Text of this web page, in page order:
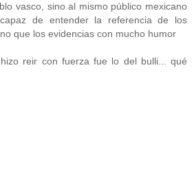
vasco, sino al mismo público mexicano
de entender la referencia de los
que los evidencias con mucho humor
reir con fuerza fue lo del bulli... qué